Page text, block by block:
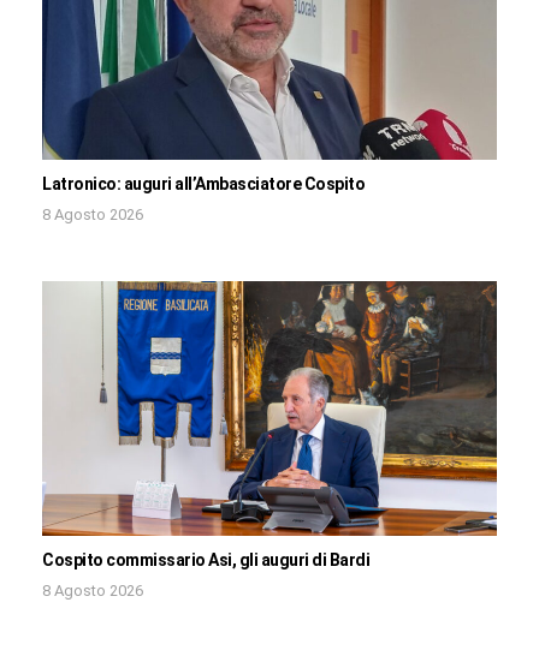
Latronico: auguri all’Ambasciatore Cospito
8 Agosto 2026
Cospito commissario Asi, gli auguri di Bardi
8 Agosto 2026